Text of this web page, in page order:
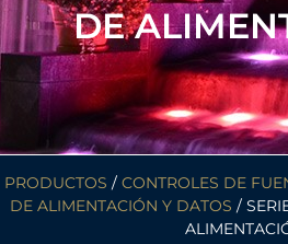
DE
PRODUCTOS / CONTROLES DE
DE ALIMENTACIÓN Y DATOS /